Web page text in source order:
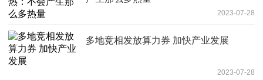
2023-07-28
多地竞相发放算力券 加快产业发展
2023-07-28